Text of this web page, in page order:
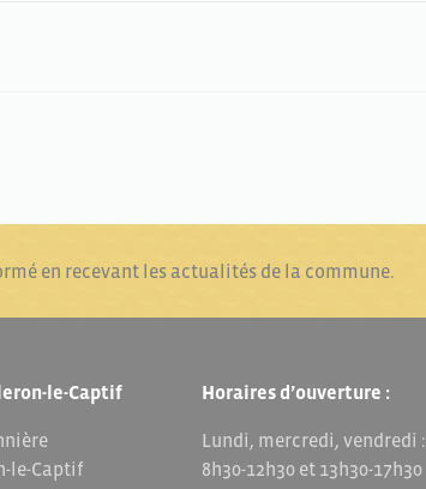
en recevant les actualités de la commune.
le-Captif
le-Captif
Horaires d’ouverture :
Lundi, mercredi, vendredi :
8h30-12h30 et 13h30-17h30